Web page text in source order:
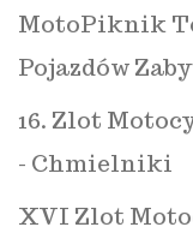
MotoPiknik
Pojazdów
16. Zlot
- Chmielniki
XVI Zlot